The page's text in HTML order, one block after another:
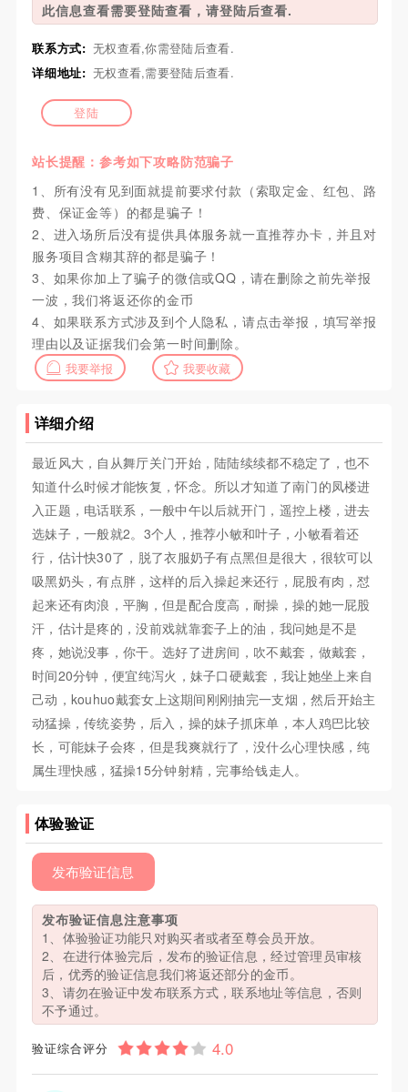
此信息查看需要登陆查看，请登陆后查看.
联系方式: 无权查看,你需登陆后查看.
详细地址: 无权查看,需要登陆后查看.
登陆
站长提醒：参考如下攻略防范骗子
1、所有没有见到面就提前要求付款（索取定金、红包、路
费、保证金等）的都是骗子！
2、进入场所后没有提供具体服务就一直推荐办卡，并且对
服务项目含糊其辞的都是骗子！
3、如果你加上了骗子的微信或QQ，请在删除之前先举报
一波，我们将返还你的金币
4、如果联系方式涉及到个人隐私，请点击举报，填写举报
理由以及证据我们会第一时间删除。
我要举报 我要收藏
详细介绍
最近风大，自从舞厅关门开始，陆陆续续都不稳定了，也不
知道什么时候才能恢复，怀念。所以才知道了南门的凤楼进
入正题，电话联系，一般中午以后就开门，遥控上楼，进去
选妹子，一般就2。3个人，推荐小敏和叶子，小敏看着还
行，估计快30了，脱了衣服奶子有点黑但是很大，很软可以
吸黑奶头，有点胖，这样的后入操起来还行，屁股有肉，怼
起来还有肉浪，平胸，但是配合度高，耐操，操的她一屁股
汗，估计是疼的，没前戏就靠套子上的油，我问她是不是
疼，她说没事，你干。选好了进房间，吹不戴套，做戴套，
时间20分钟，便宜纯泻火，妹子口硬戴套，我让她坐上来自
己动，kouhuo戴套女上这期间刚刚抽完一支烟，然后开始主
动猛操，传统姿势，后入，操的妹子抓床单，本人鸡巴比较
长，可能妹子会疼，但是我爽就行了，没什么心理快感，纯
属生理快感，猛操15分钟射精，完事给钱走人。
体验验证
发布验证信息
发布验证信息注意事项
1、体验验证功能只对购买者或者至尊会员开放。
2、在进行体验完后，发布的验证信息，经过管理员审核
后，优秀的验证信息我们将返还部分的金币。
3、请勿在验证中发布联系方式，联系地址等信息，否则
不予通过。
验证综合评分